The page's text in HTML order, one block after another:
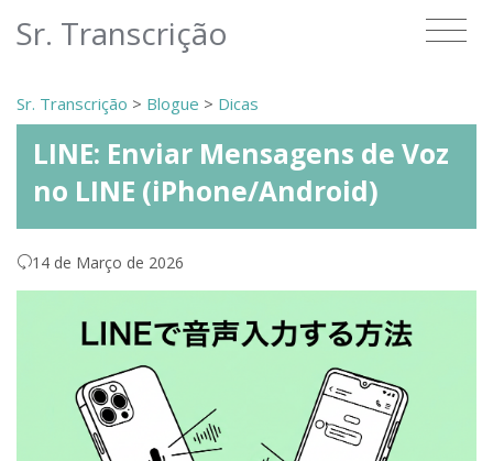
Sr. Transcrição
Sr. Transcrição > Blogue > Dicas
LINE: Enviar Mensagens de Voz
no LINE (iPhone/Android)
14 de Março de 2026